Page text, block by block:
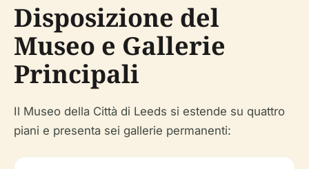
Disposizione del
Museo e Gallerie
Principali
Il Museo della Città di Leeds si estende su quattro
piani e presenta sei gallerie permanenti: